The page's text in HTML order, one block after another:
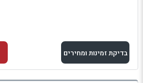
בדיקת זמינות ומחירים
למתחם זה